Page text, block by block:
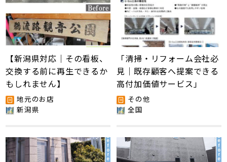
【新潟県対応｜その看板、
交換する前に再生できるか
もしれません】
地元のお店
新潟県
「清掃・リフォーム会社必
見｜既存顧客へ提案できる
高付加価値サービス」
その他
全国